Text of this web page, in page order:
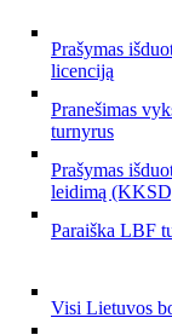
Prašymas
licenciją
Pranešimas
turnyrus
Prašymas
leidimą
Paraiška LBF
Visi Lietuvos